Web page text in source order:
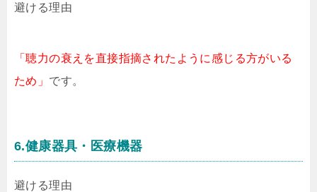
避ける理由
「聴力の衰えを直接指摘されたように感じる方がいる
ため」 です。
6.健康器具・医療機器
避ける理由